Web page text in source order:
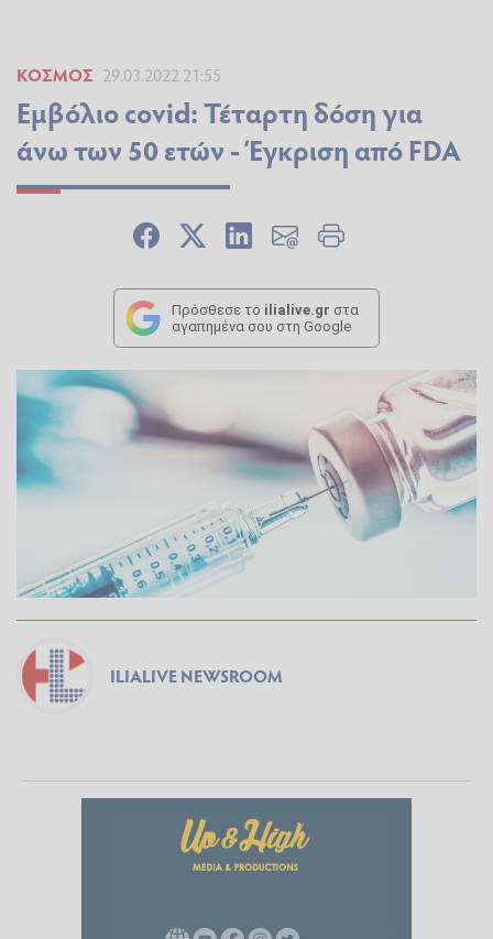
ΚΌΣΜΟΣ 29.03.2022 21:55
Εμβόλιο covid: Τέταρτη δόση για
άνω των 50 ετών - Έγκριση από FDA
Πρόσθεσε το ilialive.gr στα
αγαπημένα σου στη Google
ILIALIVE NEWSROOM